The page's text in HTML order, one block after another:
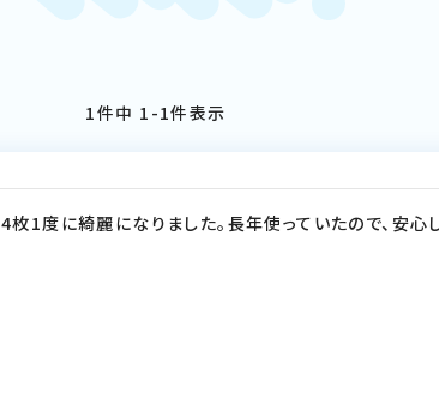
1件中 1 -1件表示
4枚1度に綺麗になりました。長年使っていたので、安心